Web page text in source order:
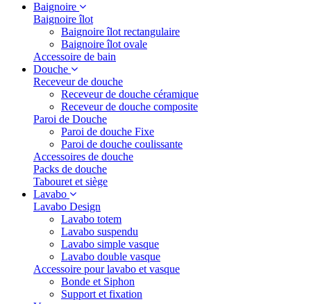
Baignoire
Baignoire îlot
Baignoire îlot rectangulaire
Baignoire îlot ovale
Accessoire de bain
Douche
Receveur de douche
Receveur de douche céramique
Receveur de douche composite
Paroi de Douche
Paroi de douche Fixe
Paroi de douche coulissante
Accessoires de douche
Packs de douche
Tabouret et siège
Lavabo
Lavabo Design
Lavabo totem
Lavabo suspendu
Lavabo simple vasque
Lavabo double vasque
Accessoire pour lavabo et vasque
Bonde et Siphon
Support et fixation